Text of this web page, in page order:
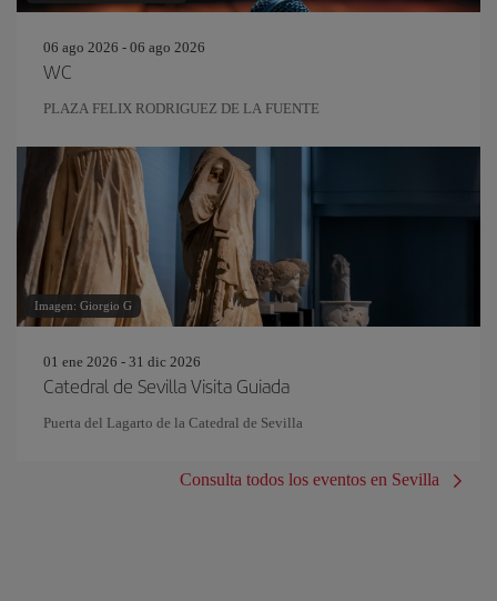
06 ago 2026 - 06 ago 2026
WC
PLAZA FELIX RODRIGUEZ DE LA FUENTE
Imagen: Giorgio G
01 ene 2026 - 31 dic 2026
Catedral de Sevilla Visita Guiada
Puerta del Lagarto de la Catedral de Sevilla
Consulta todos los eventos en Sevilla